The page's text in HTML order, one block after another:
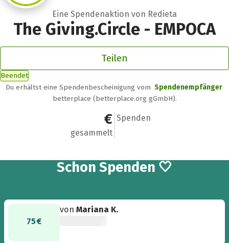
Eine Spendenaktion von Redieta
The Giving.Circle - EMPOCA
Teilen
Beendet
Du erhältst eine Spendenbescheinigung vom Spendenempfänger
betterplace (betterplace.org gGmbH).
587 €
gesammelt
9
Spenden
Schon 9
Spenden 🤍
75 €
vonMariana K.